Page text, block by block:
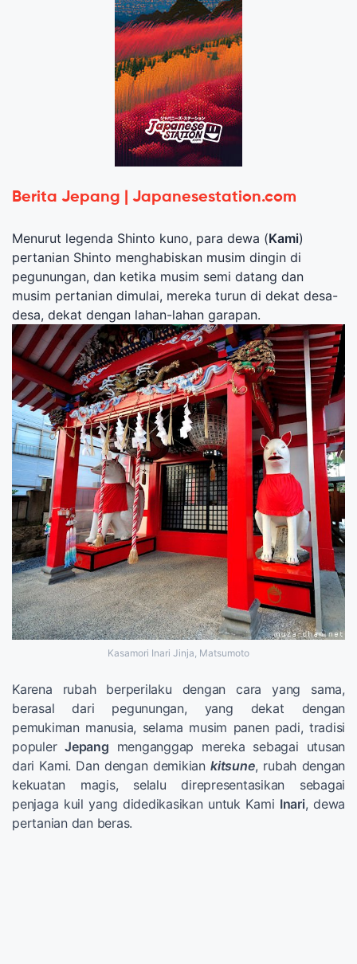
Berita Jepang | Japanesestation.com
Menurut legenda Shinto kuno, para dewa (Kami)
pertanian Shinto menghabiskan musim dingin di
pegunungan, dan ketika musim semi datang dan
musim pertanian dimulai, mereka turun di dekat desa-
desa, dekat dengan lahan-lahan garapan.
Kasamori Inari Jinja, Matsumoto
Karena rubah berperilaku dengan cara yang sama,
berasal dari pegunungan, yang dekat dengan
pemukiman manusia, selama musim panen padi, tradisi
populerJepang menganggap mereka sebagai utusan
dari Kami. Dan dengan demikiankitsune, rubah dengan
kekuatan magis, selalu direpresentasikan sebagai
penjaga kuil yang didedikasikan untuk Kami Inari, dewa
pertanian dan beras.